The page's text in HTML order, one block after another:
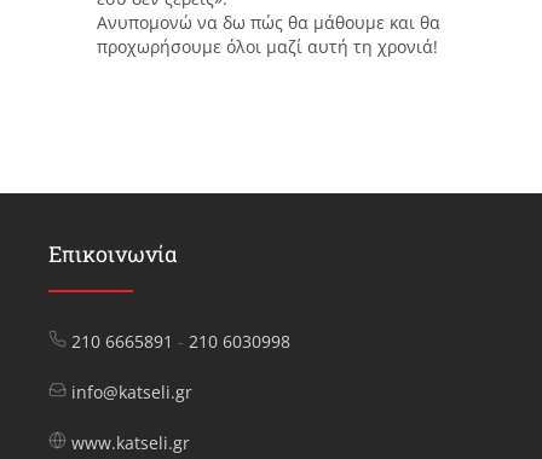
Ανυπομονώ να δω πώς θα μάθουμε και θα
προχωρήσουμε όλοι μαζί αυτή τη χρονιά!
Επικοινωνία
210 6665891 - 210 6030998
info@katseli.gr
www.katseli.gr